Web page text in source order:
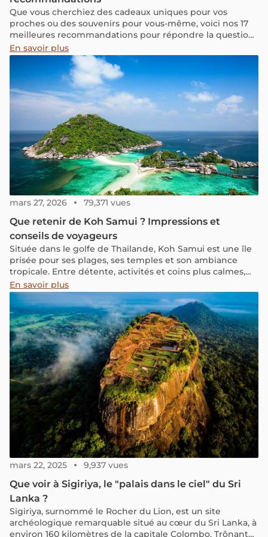
Que vous cherchiez des cadeaux uniques pour vos
proches ou des souvenirs pour vous-même, voici nos 17
meilleures recommandations pour répondre la question
"Que ramener du Vietnam?"
En savoir plus
mars 27, 2026 79,371 vues
Que retenir de Koh Samui ? Impressions et
conseils de voyageurs
Située dans le golfe de Thaïlande, Koh Samui est une île
prisée pour ses plages, ses temples et son ambiance
tropicale. Entre détente, activités et coins plus calmes,
elle s’adapte à différents styles de voyage. Dans ce guide
de Koh Samui, retrouvez les lieux incontournables, les
activités et des conseils pratiques pour organiser votre
séjour.
En savoir plus
mars 22, 2025 9,937 vues
Que voir à Sigiriya, le "palais dans le ciel" du Sri
Lanka ?
Sigiriya, surnommé le Rocher du Lion, est un site
archéologique remarquable situé au cœur du Sri Lanka, à
environ 160 kilomètres de la capitale Colombo. Trônant